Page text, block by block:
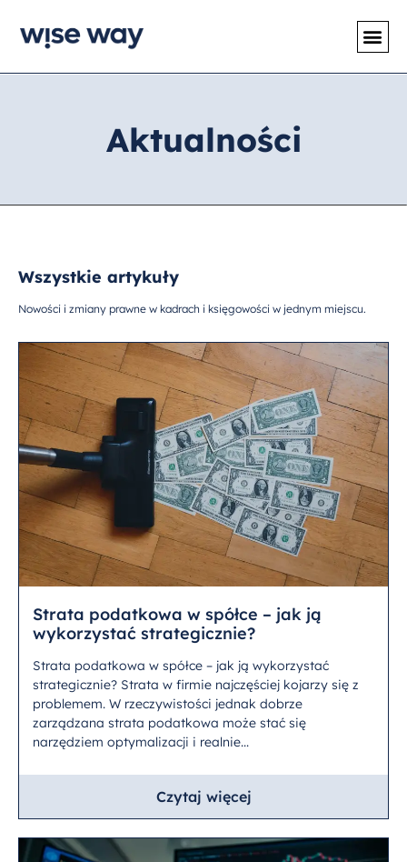
Aktualności
Wszystkie artykuły
Nowości i zmiany prawne w kadrach i księgowości w jednym miejscu.
Strata podatkowa w spółce – jak ją
wykorzystać strategicznie?
Strata podatkowa w spółce – jak ją wykorzystać
strategicznie? Strata w firmie najczęściej kojarzy się z
problemem. W rzeczywistości jednak dobrze
zarządzana strata podatkowa może stać się
narzędziem optymalizacji i realnie...
Czytaj więcej